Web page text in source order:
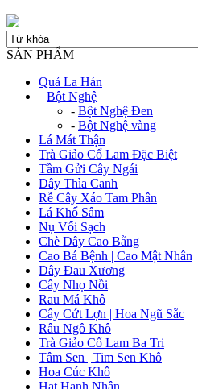
SẢN PHẨM
Quả La Hán
Bột Nghệ
- Bột Nghệ Đen
- Bột Nghệ vàng
Lá Mát Thận
Trà Giảo Cổ Lam Đặc Biệt
Tầm Gửi Cây Ngái
Dây Thìa Canh
Rễ Cây Xáo Tam Phân
Lá Khổ Sâm
Nụ Vối Sạch
Chè Dây Cao Bằng
Cao Bá Bệnh | Cao Mật Nhân
Dây Đau Xương
Cây Nhọ Nồi
Rau Má Khô
Cây Cứt Lợn | Hoa Ngũ Sắc
Râu Ngô Khô
Trà Giảo Cổ Lam Ba Tri
Tâm Sen | Tim Sen Khô
Hoa Cúc Khô
Hạt Hạnh Nhân